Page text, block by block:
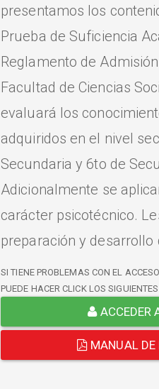
presentamos los
Prueba de Suficiencia
Reglamento de
Facultad de Ciencias
evaluará los
adquiridos en el nivel
Secundaria y 6to de
Adicionalmente se
carácter psicotécnico.
preparación y desarrollo
SI TIENE PROBLEMAS CON EL
PUEDE HACER CLICK LOS
ACCEDER
MANUAL